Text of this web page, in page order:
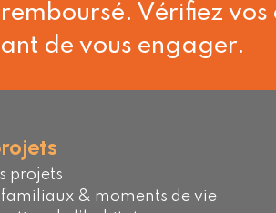
Vérifiez
de vous engager.
projets
familiaux & moments de vie